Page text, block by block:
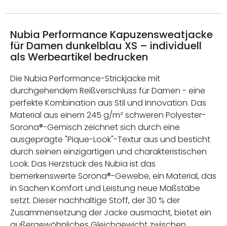
Nubia Performance Kapuzensweatjacke
für Damen dunkelblau XS – individuell
als Werbeartikel bedrucken
Die Nubia Performance-Strickjacke mit
durchgehendem Reißverschluss für Damen - eine
perfekte Kombination aus Stil und Innovation. Das
Material aus einem 245 g/m² schweren Polyester-
Sorona®-Gemisch zeichnet sich durch eine
ausgeprägte "Pique-Look"-Textur aus und besticht
durch seinen einzigartigen und charakteristischen
Look. Das Herzstück des Nubia ist das
bemerkenswerte Sorona®-Gewebe, ein Material, das
in Sachen Komfort und Leistung neue Maßstäbe
setzt. Dieser nachhaltige Stoff, der 30 % der
Zusammensetzung der Jacke ausmacht, bietet ein